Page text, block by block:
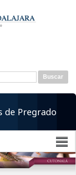
de
de Pregrado